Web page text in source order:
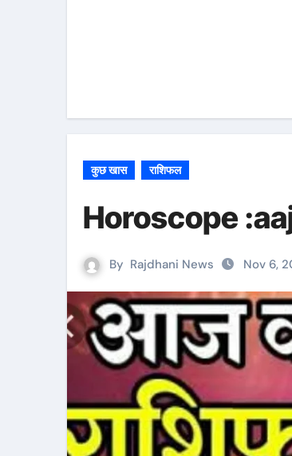
कुछ खास राशिफल
Horoscope :aaj
By Rajdhani News Nov 6,